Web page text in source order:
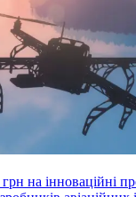
на інноваційні